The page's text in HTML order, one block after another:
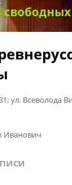
ул. Всеволода
Иванович